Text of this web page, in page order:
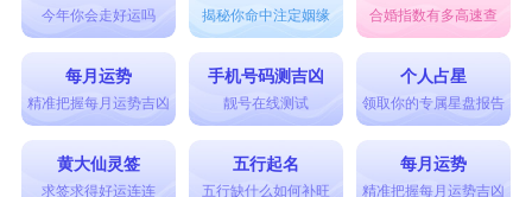
今年你会走好运吗 揭秘你命中注定姻缘 合婚指数有多高速查
每月运势
精准把握每月运势吉凶
手机号码测吉凶
靓号在线测试
个人占星
领取你的专属星盘报告
黄大仙灵签
求签求得好运连连
五行起名
五行缺什么如何补旺
每月运势
精准把握每月运势吉凶